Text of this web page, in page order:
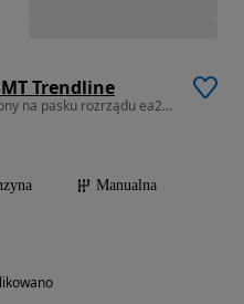
Trendline
1197 cm3 • 105 KM • 1.2 tsi poprawiony na pasku rozrządu ea211
Manualna